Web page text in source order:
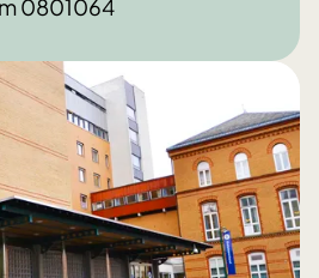
0801064